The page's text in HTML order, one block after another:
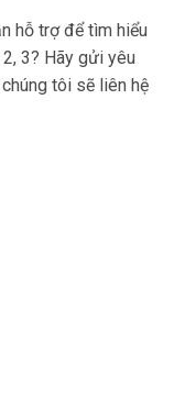
hỗ trợ để tìm hiểu
3? Hãy gửi yêu
tôi sẽ liên hệ